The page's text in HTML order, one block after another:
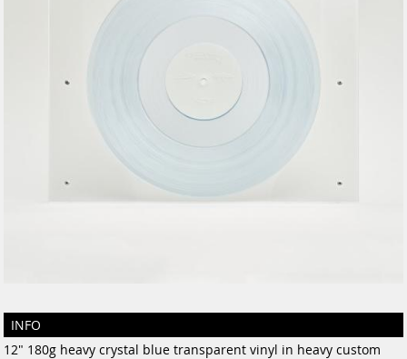
INFO
12" 180g heavy crystal blue transparent vinyl in heavy custom